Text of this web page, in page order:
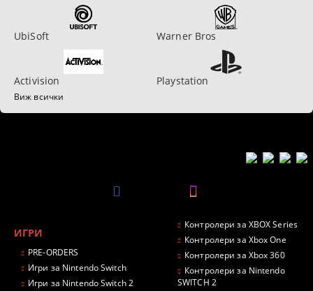
UbiSoft Warner Bros
Activision Playstation
Виж всички
ИГРИ
PRE-ORDERS
Игри за Nintendo Switch
Игри за Nintendo Switch 2
Контролери за XBOX Series
Контролери за Xbox One
Контролери за Xbox 360
Контролери за Nintendo
SWITCH 2